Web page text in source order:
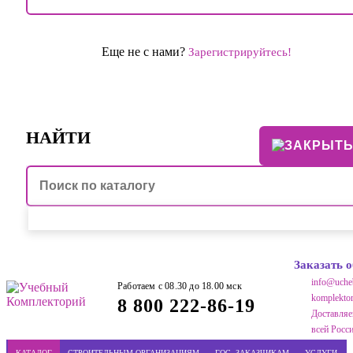
Еще не с нами? Зарегистрируйтесь!
НАЙТИ
Работаем с 08.30 до 18.00 мск
8 800 222-86-19
Заказать
всей